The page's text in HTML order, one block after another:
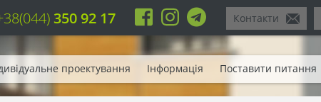
Контакти
350 92 17
проектування Інформація Поставити питання